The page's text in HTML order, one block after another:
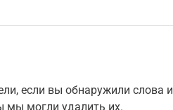
если вы обнаружили слова
мы могли удалить их.